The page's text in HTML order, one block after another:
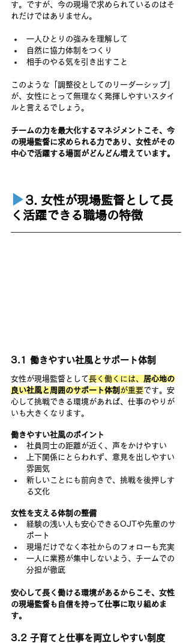
す。ですが、今の現場で求められているのはそ
れだけではありません。
一人ひとりの強みを理解して
自然に協力体制をつくり
相手のやる気を引き出すこと
このような「調整役としてのリーダーシップ」
が、女性にとって無理なく発揮しやすいスタイ
ルと言えるでしょう。
チームの力を最大化するマネジメントこそ、今
の現場監督に求められる力であり、女性がその
中心で活躍する場面がどんどん増えています。
▶︎ 3. 女性が現場監督として長
く活躍できる職場の特徴
3.1 働きやすい社風とサポート体制
女性が現場監督として長く働くには、 居心地の
良い社風と周囲のサポート体制 が重要です。安
心して挑戦できる環境があれば、仕事のやりが
いも大きくなります。
働きやすい社風のポイント
社員同士の距離が近く、声をかけやすい
上下関係にとらわれず、意見を出しやすい
雰囲気
新しいことにも前向きで、挑戦を後押しす
る文化
女性を支える体制の整備
経験の浅い人も安心できるOJTや先輩のサ
ポート
現場だけでなく本社からのフォローも充実
一人に業務が集中しないよう、チームでの
分担が徹底
安心して長く働ける環境があるからこそ、女性
の現場監督も自信を持って仕事に取り組めま
す。
3.2 子育てと仕事を両立しやすい制度